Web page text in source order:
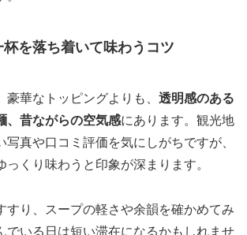
を落ち着いて味わうコツ
豪華なトッピングよりも、 透明感のある
、昔ながらの空気感にあります。観光地
写真や口コミ評価を気にしがちですが、
っくり味わうと印象が深まります。
すり、スープの軽さや余韻を確かめてみ
でいる日は短い滞在になるかもしれませ